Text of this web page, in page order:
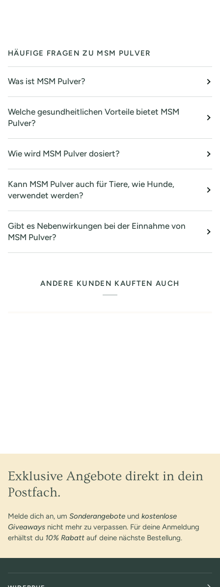
HÄUFIGE FRAGEN ZU MSM PULVER
Was ist MSM Pulver?
Welche gesundheitlichen Vorteile bietet MSM
Pulver?
Wie wird MSM Pulver dosiert?
Kann MSM Pulver auch für Tiere, wie Hunde,
verwendet werden?
Gibt es Nebenwirkungen bei der Einnahme von
MSM Pulver?
ANDERE KUNDEN KAUFTEN AUCH
Exklusive Angebote direkt in dein
Postfach.
Melde dich an, um Sonderangebote und kostenlose
Giveaways nicht mehr zu verpassen. Für deine Anmeldung
erhältst du 10% Rabatt auf deine nächste Bestellung.